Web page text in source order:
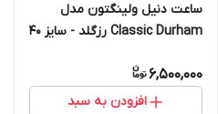
ساعت دنیل ولینگتون مدل
Classic Durham رزگلد - سایز 40
6,500,000
افزودن به سبد